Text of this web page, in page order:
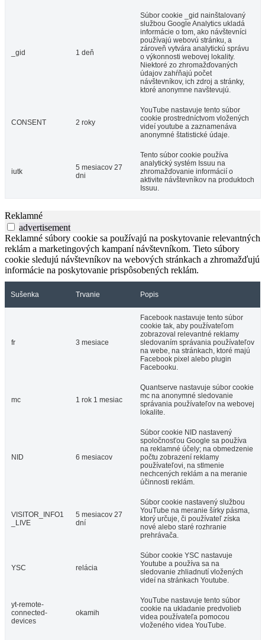
_gid 1 deň
Súbor cookie _gid nainštalovaný
službou Google Analytics ukladá
informácie o tom, ako návštevníci
používajú webovú stránku, a
zároveň vytvára analytickú správu
o výkonnosti webovej lokality.
Niektoré zo zhromažďovaných
údajov zahŕňajú počet
návštevníkov, ich zdroj a stránky,
ktoré anonymne navštevujú.
CONSENT 2 roky
YouTube nastavuje tento súbor
cookie prostredníctvom vložených
videí youtube a zaznamenáva
anonymné štatistické údaje.
iutk
5 mesiacov 27
dni
Tento súbor cookie používa
analytický systém Issuu na
zhromažďovanie informácií o
aktivite návštevníkov na produktoch
Issuu.
Reklamné
advertisement
Reklamné súbory cookie sa používajú na poskytovanie relevantných
reklám a marketingových kampaní návštevníkom. Tieto súbory
cookie sledujú návštevníkov na webových stránkach a zhromažďujú
informácie na poskytovanie prispôsobených reklám.
Sušenka Trvanie Popis
fr 3 mesiace
Facebook nastavuje tento súbor
cookie tak, aby používateľom
zobrazoval relevantné reklamy
sledovaním správania používateľov
na webe, na stránkach, ktoré majú
Facebook pixel alebo plugin
Facebooku.
mc 1 rok 1 mesiac
Quantserve nastavuje súbor cookie
mc na anonymné sledovanie
správania používateľov na webovej
lokalite.
NID 6 mesiacov
Súbor cookie NID nastavený
spoločnosťou Google sa používa
na reklamné účely; na obmedzenie
počtu zobrazení reklamy
používateľovi, na stlmenie
nechcených reklám a na meranie
účinnosti reklám.
VISITOR_INFO1
_LIVE
5 mesiacov 27
dní
Súbor cookie nastavený službou
YouTube na meranie šírky pásma,
ktorý určuje, či používateľ získa
nové alebo staré rozhranie
prehrávača.
YSC relácia
Súbor cookie YSC nastavuje
Youtube a používa sa na
sledovanie zhliadnutí vložených
videí na stránkach Youtube.
yt-remote-
connected-
devices
okamih
YouTube nastavuje tento súbor
cookie na ukladanie predvolieb
videa používateľa pomocou
vloženého videa YouTube.